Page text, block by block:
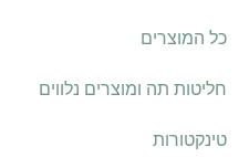
כל המוצרים
חליטות תה ומוצרים נלווים
טינקטורות